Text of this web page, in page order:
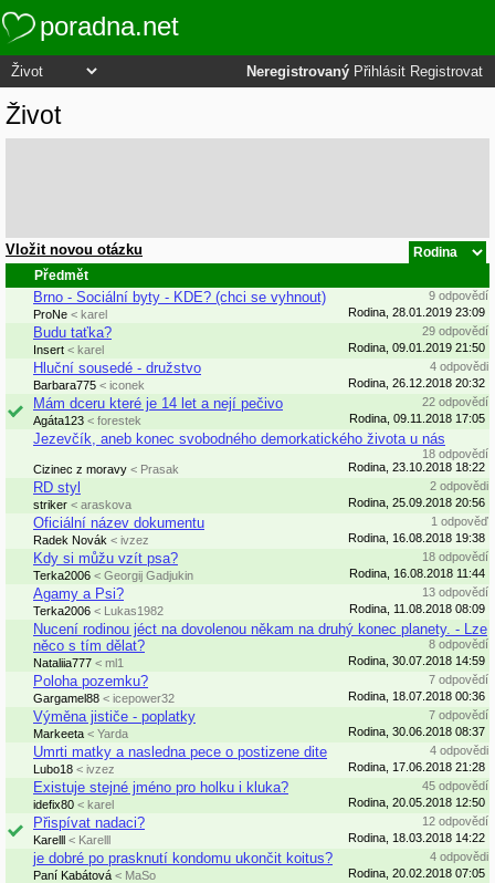
poradna.net
Neregistrovaný Přihlásit Registrovat
Život
Vložit novou otázku
Předmět
Brno - Sociální byty - KDE? (chci se vyhnout)
9 odpovědí
ProNe < karel Rodina, 28.01.2019 23:09
Budu taťka?
29 odpovědí
Insert < karel Rodina, 09.01.2019 21:50
Hluční sousedé - družstvo
4 odpovědi
Barbara775 < iconek Rodina, 26.12.2018 20:32
Mám dceru které je 14 let a nejí pečivo
22 odpovědí
Agáta123 < forestek Rodina, 09.11.2018 17:05
Jezevčík, aneb konec svobodného demorkatického života u nás
18 odpovědí
Cizinec z moravy < Prasak Rodina, 23.10.2018 18:22
RD styl
2 odpovědi
striker < araskova Rodina, 25.09.2018 20:56
Oficiální název dokumentu
1 odpověď
Radek Novák < ivzez Rodina, 16.08.2018 19:38
Kdy si můžu vzít psa?
18 odpovědí
Terka2006 < Georgij Gadjukin Rodina, 16.08.2018 11:44
Agamy a Psi?
13 odpovědí
Terka2006 < Lukas1982 Rodina, 11.08.2018 08:09
Nucení rodinou jéct na dovolenou někam na druhý konec planety. - Lze
něco s tím dělat?
8 odpovědí
Nataliia777 < ml1 Rodina, 30.07.2018 14:59
Poloha pozemku?
7 odpovědí
Gargamel88 < icepower32 Rodina, 18.07.2018 00:36
Výměna jističe - poplatky
7 odpovědí
Markeeta < Yarda Rodina, 30.06.2018 08:37
Umrti matky a nasledna pece o postizene dite
4 odpovědi
Lubo18 < ivzez Rodina, 17.06.2018 21:28
Existuje stejné jméno pro holku i kluka?
45 odpovědí
idefix80 < karel Rodina, 20.05.2018 12:50
Přispívat nadaci?
12 odpovědí
Karelll < Karelll Rodina, 18.03.2018 14:22
je dobré po prasknutí kondomu ukončit koitus?
4 odpovědi
Paní Kabátová < MaSo Rodina, 20.02.2018 07:05